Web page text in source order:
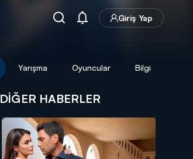
Giriş Yap
Yarışma Oyuncular Bilgi
DIĞER HABERLER